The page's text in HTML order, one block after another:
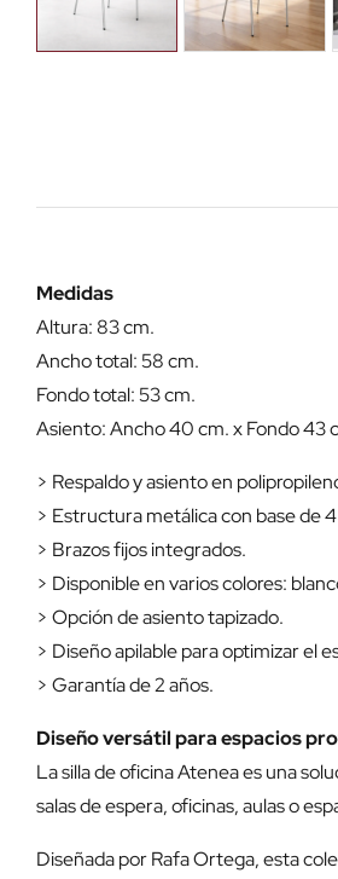
Medidas
Altura: 83 cm.
Ancho total: 58 cm.
Fondo total: 53 cm.
Asiento: Ancho 40 cm. x Fondo 43
> Respaldo y asiento en
> Estructura metálica con base de
> Brazos fijos integrados.
> Disponible en varios colores:
> Opción de asiento tapizado.
> Diseño apilable para optimizar el
> Garantía de 2 años.
Diseño versátil para espacios
La silla de oficina Atenea es una
salas de espera, oficinas, aulas o
Diseñada por Rafa Ortega, esta